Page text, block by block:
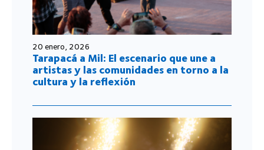
20 enero, 2026
Tarapacá a Mil: El escenario que une a
artistas y las comunidades en torno a la
cultura y la reflexión